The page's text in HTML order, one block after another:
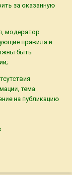
за оказанную
модератор
правила и
быть
тема
на публикацию